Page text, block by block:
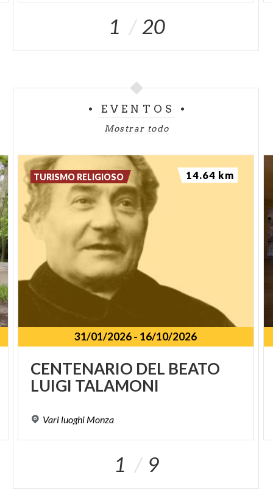
1 20
EVENTOS
Mostrar todo
31/01/2026- 16/10/2026
CENTENARIO DEL BEATO
LUIGI TALAMONI
Variluoghi Monza
TURISMO RELIGIOSO 14.64 km
1 9